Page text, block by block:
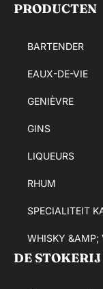
PRODUCTEN
BARTENDER
EAUX-DE-VIE
GENIÈVRE
GINS
LIQUEURS
RHUM
SPECIALITEIT
WHISKY &AMP;
DE STOKERIJ